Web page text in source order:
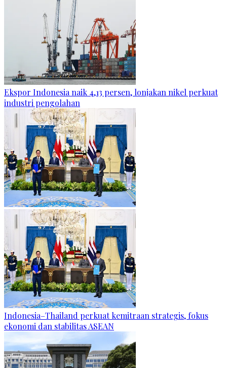
Ekspor Indonesia naik 4,13 persen, lonjakan nikel perkuat
industri pengolahan
Indonesia–Thailand perkuat kemitraan strategis, fokus
ekonomi dan stabilitas ASEAN